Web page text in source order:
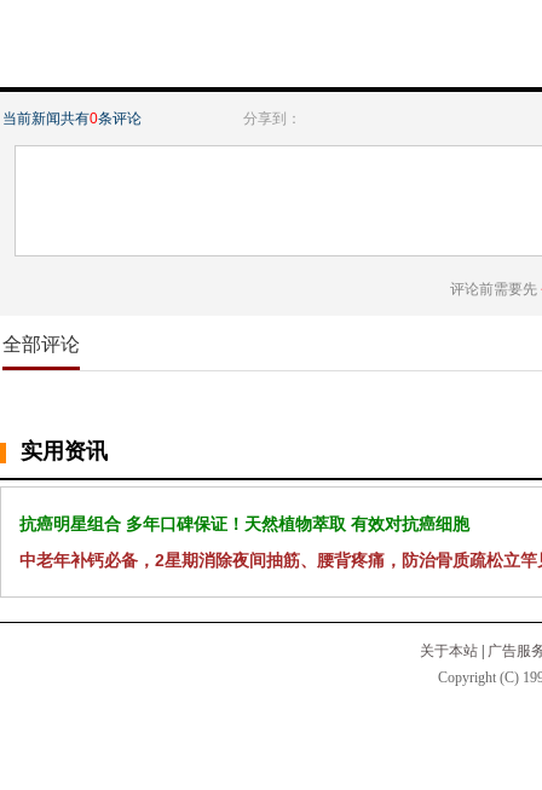
当前新闻共有0条评论 分享到：
评论前需要先
全部评论
实用资讯
抗癌明星组合 多年口碑保证！天然植物萃取 有效对抗癌细胞
中老年补钙必备，2星期消除夜间抽筋、腰背疼痛，防治骨质疏松立竿
关于本站
广告服
Copyright (C)